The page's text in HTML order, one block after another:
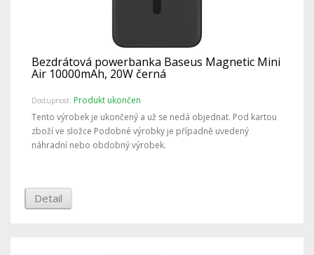
Bezdrátová powerbanka Baseus Magnetic Mini
Air 10000mAh, 20W černá
Dostupnost: Produkt ukončen
Tento výrobek je ukončený a už se nedá objednat. Pod kartou
zboží ve složce Podobné výrobky je případně uvedený
náhradní nebo obdobný výrobek.
Detail